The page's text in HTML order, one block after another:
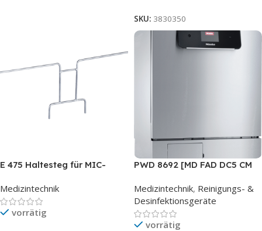
SKU: 3830350
E 475 Haltesteg für MIC-
Medizintechnik
vorrätig
PWD 8692 [MD FAD DC5 CM
Medizintechnik, Reinigungs- &
Desinfektionsgeräte
vorrätig